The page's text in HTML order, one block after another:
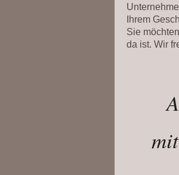
Ihrem
Sie
da ist. Wir